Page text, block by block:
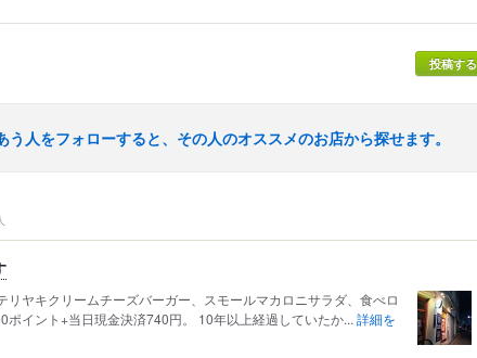
投稿する
う人をフォローすると、その人のオススメのお店から探せます。
ヤキクリームチーズバーガー、スモールマカロニサラダ、食べロ
ポイント+当日現金決済740円。 10年以上経過していたか... 詳細を